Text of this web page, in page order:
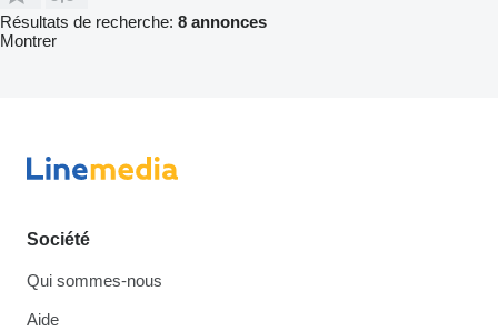
Résultats de recherche: 8 annonces
Montrer
Société
Qui sommes-nous
Aide